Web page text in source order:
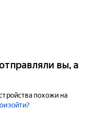
вы, а
похожи на